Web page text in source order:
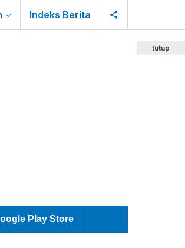
Indeks Berita
Play Store
tutup